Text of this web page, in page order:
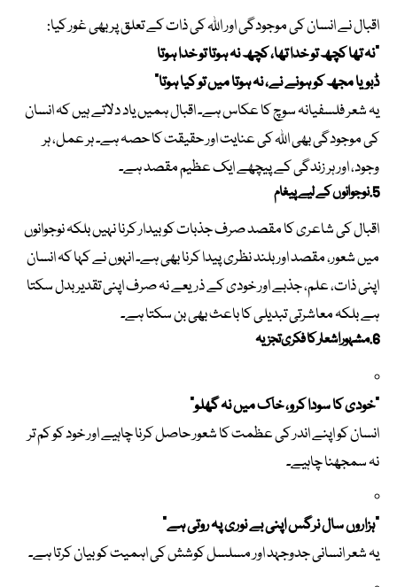
اقبال نے انسان کی موجودگی اور اللہ کی ذات کے تعلق پر بھی غور کیا:
“نہ تھا کچھ تو خدا تھا، کچھ نہ ہوتا تو خدا ہوتا
ڈبویا مجھ کو ہونے نے، نہ ہوتا میں تو کیا ہوتا”
یہ شعر فلسفیانہ سوچ کا عکاس ہے۔ اقبال ہمیں یاد دلاتے ہیں کہ انسان
کی موجودگی بھی اللہ کی عنایت اور حقیقت کا حصہ ہے۔ ہر عمل، ہر
وجود، اور ہر زندگی کے پیچھے ایک عظیم مقصد ہے۔
5. نوجوانوں کے لیے پیغام
اقبال کی شاعری کا مقصد صرف جذبات کو بیدار کرنا نہیں بلکہ نوجوانوں
میں شعور، مقصد اور بلند نظری پیدا کرنا بھی ہے۔ انہوں نے کہا کہ انسان
اپنی ذات، علم، جذبے اور خودی کے ذریعے نہ صرف اپنی تقدیر بدل سکتا
ہے بلکہ معاشرتی تبدیلی کا باعث بھی بن سکتا ہے۔
6. مشہور اشعار کا فکری تجزیہ
“خودی کا سودا کرو، خاک میں نہ گھلو”
انسان کو اپنے اندر کی عظمت کا شعور حاصل کرنا چاہیے اور خود کو کم تر
نہ سمجھنا چاہیے۔
“ہزاروں سال نرگس اپنی بے نوری پہ روتی ہے”
یہ شعر انسانی جدوجہد اور مسلسل کوشش کی اہمیت کو بیان کرتا ہے۔